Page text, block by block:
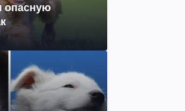
опасную